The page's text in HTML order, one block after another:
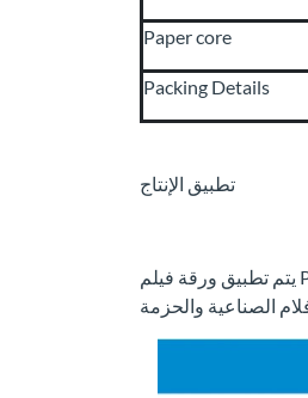
Paper core
Packing Details
تطبيق الإنتاج
يتم تطبيق ورقة فيلم PET الشفافة فائقة الوضوح على نطاق واسع على التسجيل المغناطيسي ومواد التصوير